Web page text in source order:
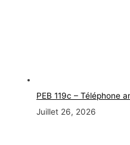
PEB 119c – Téléphone
Juillet 26, 2026